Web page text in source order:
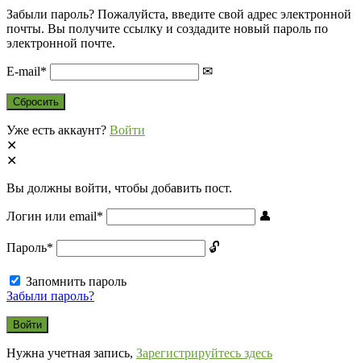
Забыли пароль? Пожалуйста, введите свой адрес электронной
почты. Вы получите ссылку и создадите новый пароль по
электронной почте.
E-mail*
Уже есть аккаунт? Войти
Вы должны войти, чтобы добавить пост.
Логин или email*
Пароль*
Запомнить пароль
Забыли пароль?
Нужна учетная запись, Зарегистрируйтесь здесь